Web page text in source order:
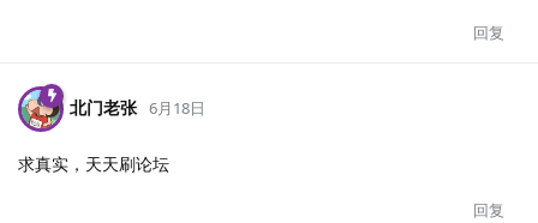
回复
北门老张 6月18日
求真实，天天刷论坛
回复